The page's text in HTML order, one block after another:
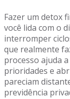
Fazer um detox
você lida com o
interromper
que realmente
processo ajuda
prioridades e
pareciam
previdência